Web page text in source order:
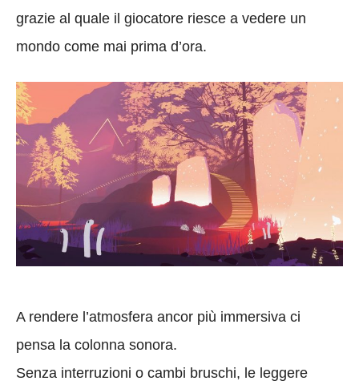
grazie al quale il giocatore riesce a vedere un
mondo come mai prima d’ora.
A rendere l’atmosfera ancor più immersiva ci
pensa la colonna sonora.
Senza interruzioni o cambi bruschi, le leggere